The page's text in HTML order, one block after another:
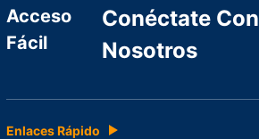
Acceso
Fácil
Conéctate Con
Nosotros
Enlaces Rápido